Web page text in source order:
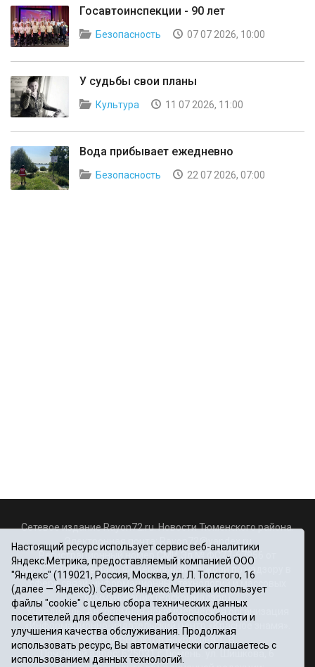
Госавтоинспекции - 90 лет
Безопасность 07 07 2026, 10:00
У судьбы свои планы
Культура 11 07 2026, 11:00
Вода прибывает ежедневно
Безопасность 22 07 2026, 07:00
Сетевое издание Rayon72.ru. Новости Тюменского района.
Rayon72@yandex.ru
Регистрационный номер СМИ Эл № ФС77-67956 от
06.12.2016г., выдано Федеральной службой по надзору в
сфере связи, информационных технологий и массовых
коммуникаций (Роскомнадзор)
Учредитель: Автономная некоммерческая организация
«Информационно-издательский центр «Красное знамя».
Главный редактор Некрасова Т. В.
Почтовый адрес: 625031 г.Тюмень. ул. Шишкова, 6
Настоящий ресурс использует сервис веб-аналитики
Яндекс.Метрика, предоставляемый компанией ООО
"Яндекс" (119021, Россия, Москва, ул. Л. Толстого, 16
(далее — Яндекс)). Сервис Яндекс.Метрика использует
файлы "cookie" с целью сбора технических данных
посетителей для обеспечения работоспособности и
улучшения качества обслуживания. Продолжая
использовать ресурс, Вы автоматически соглашаетесь с
использованием данных технологий.